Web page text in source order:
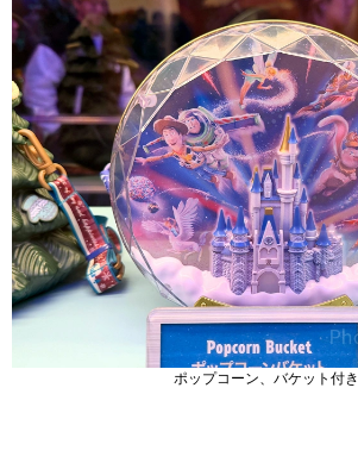
ポップコーン、バケット付き